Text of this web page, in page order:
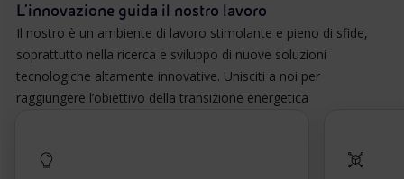
L’innovazione guida il nostro lavoro
Il nostro è un ambiente di lavoro stimolante e pieno di sfide,
soprattutto nella ricerca e sviluppo di nuove soluzioni
tecnologiche altamente innovative. Unisciti a noi per
raggiungere l’obiettivo della transizione energetica